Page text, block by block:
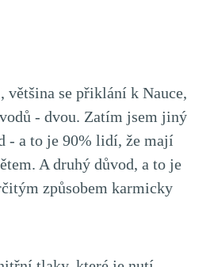
se přiklání k Nauce,
- dvou. Zatím jsem jiný
- a to je 90% lidí, že mají
A druhý důvod, a to je
způsobem karmicky